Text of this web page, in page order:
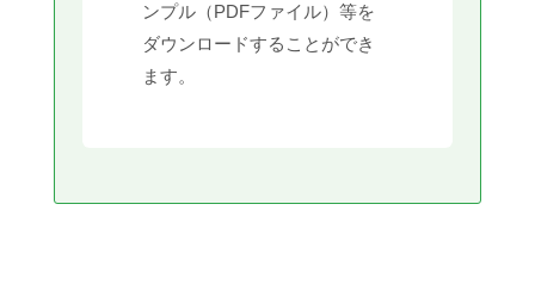
ンプル（PDFファイル）等を
ダウンロードすることができ
ます。